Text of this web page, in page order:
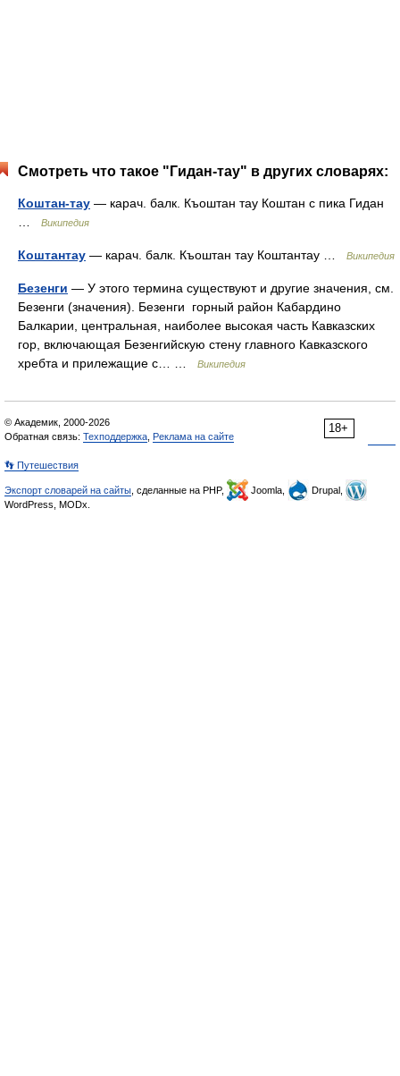
Смотреть что такое "Гидан-тау" в других словарях:
Коштан-тау — карач. балк. Къоштан тау Коштан с пика Гидан
Википедия
Коштантау — карач. балк. Къоштан тау Коштантау … Википедия
Безенги — У этого термина существуют и другие значения, см.
Безенги (значения). Безенги горный район Кабардино
Балкарии, центральная, наиболее высокая часть Кавказских
гор, включающая Безенгийскую стену главного Кавказского
хребта и прилежащие с… …
Википедия
18+
© Академик, 2000-2026
Обратная связь: Техподдержка Реклама на сайте
👣 Путешествия
Экспорт словарей на сайты , сделанные на PHP, Joomla,
Drupal,
WordPress, MODx.